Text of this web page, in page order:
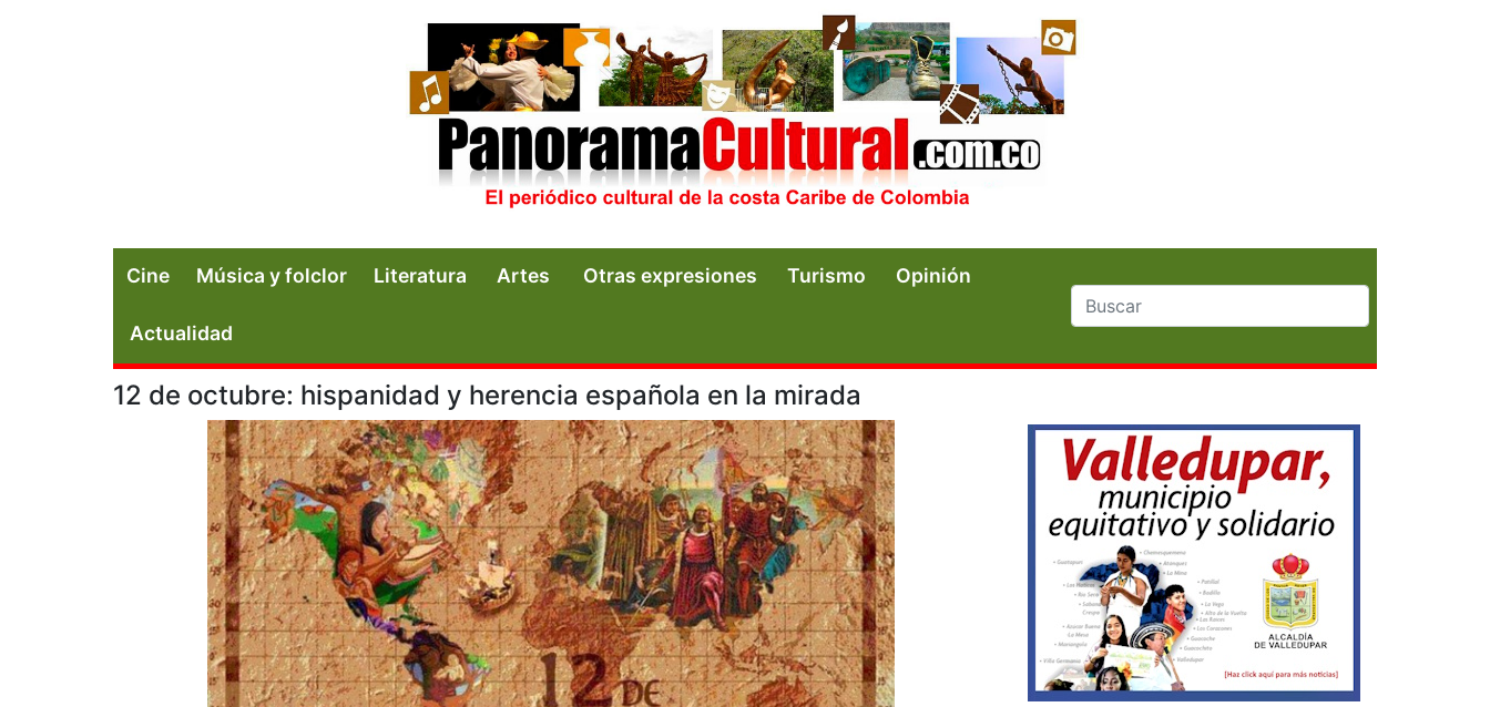
Cine Música y folclor Literatura Artes Otras expresiones Turismo Opinión
Actualidad
12 de octubre: hispanidad y herencia española en la mirada